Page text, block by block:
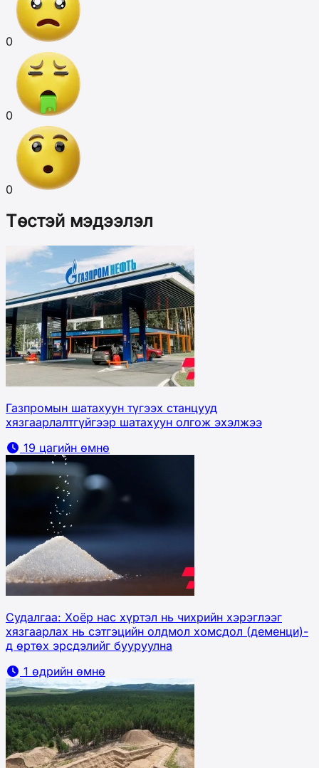
0
0
0
Төстэй мэдээлэл
Газпромын шатахуун түгээх станцууд
хязгаарлалтгүйгээр шатахуун олгож эхэлжээ
19 цагийн өмнө
Судалгаа: Хоёр нас хүртэл нь чихрийн хэрэглээг
хязгаарлах нь сэтгэцийн олдмол хомсдол (деменци)-
д өртөх эрсдэлийг бууруулна
1 өдрийн өмнө